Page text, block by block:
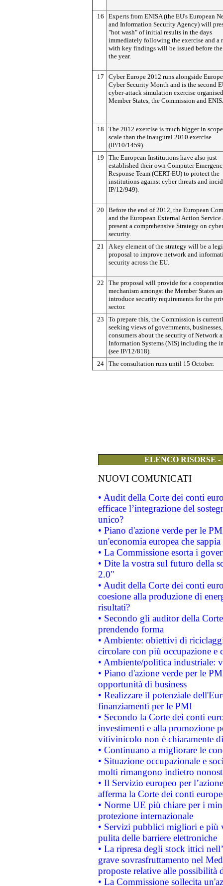
16
Experts from ENISA (the EU's European
and Information Security Agency) will
"hot wash" of initial results in the days
immediately following the exercise and a
with key findings will be issued before
the year.
17
Cyber Europe 2012 runs alongside
Cyber Security Month and is the second
cyber-attack simulation exercise
Member States, the Commission and
18
The 2012 exercise is much bigger in
scale than the inaugural 2010 exercise
(IP/10/1459).
19
The European Institutions have also just
established their own Computer
Response Team (CERT-EU) to protect the
institutions against cyber threats and
IP/12/949).
20
Before the end of 2012, the European
and the European External Action Service
present a comprehensive Strategy on cyber
security.
21
A key element of the strategy will be a
proposal to improve network and
security across the EU.
22
The proposal will provide for a
mechanism amongst the Member States
introduce security requirements for the
sector.
23
To prepare this, the Commission is
seeking views of governments,
consumers about the security of Network
Information Systems (NIS) including the
(see IP/12/818).
24 The consultation runs until 15 October.
ELENCO RISORSE
NUOVI COMUNICATI
• Audit della Corte dei conti
efficace l’integrazione del
unico?
• Piano d'azione verde per le
un'economia europea che
• La Commissione esorta i
• Dite la vostra sul futuro della
2.0"
• Audit della Corte dei conti
coesione alla produzione di
risultati?
• Secondo gli auditor della
prendendo forma
• Ambiente: obiettivi di
circolare con più occupazione e
• Ambiente/politica industriale:
• Piano d'azione verde per le
opportunità di business
• Realizzare il potenziale
finanziamenti per le PMI
• Secondo la Corte dei conti
investimenti e alla promozione
vitivinicolo non è chiaramente
• Continuano a migliorare le
• Situazione occupazionale e
molti rimangono indietro
• Il Servizio europeo per
afferma la Corte dei conti
• Norme UE più chiare per i
protezione internazionale
• Servizi pubblici migliori e più
pulita delle barriere elettroniche
• La ripresa degli stock ittici
grave sovrasfruttamento nel
proposte relative alle possibilità
• La Commissione sollecita